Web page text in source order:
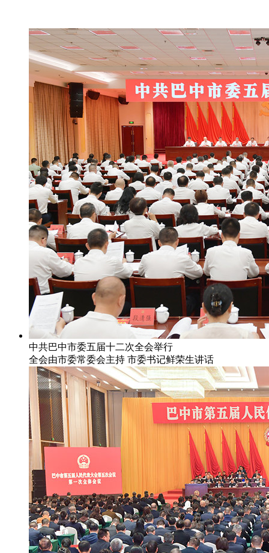
中共巴中市委五届十二次全会举行
全会由市委常委会主持 市委书记鲜荣生讲话